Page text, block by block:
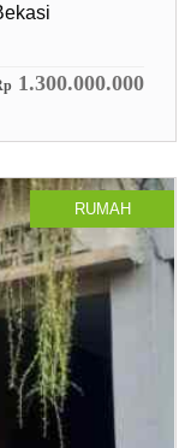
1.300.000.000
RUMAH